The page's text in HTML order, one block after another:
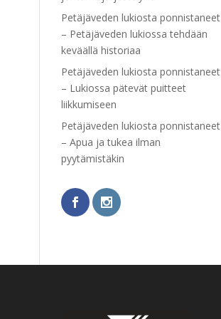
Petäjäveden lukiosta ponnistaneet
– Petäjäveden lukiossa tehdään
keväällä historiaa
Petäjäveden lukiosta ponnistaneet
– Lukiossa pätevät puitteet
liikkumiseen
Petäjäveden lukiosta ponnistaneet
– Apua ja tukea ilman
pyytämistäkin